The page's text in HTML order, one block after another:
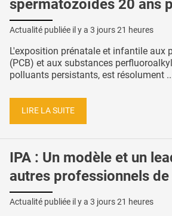
spermatozoïdes 20 ans
Actualité publiée il y a 3 jours 21 heures
L'exposition prénatale et infantile aux
(PCB) et aux substances
polluants persistants, est résolument
LIRE LA SUITE
IPA : Un modèle et un
autres professionnels de
Actualité publiée il y a 3 jours 21 heures